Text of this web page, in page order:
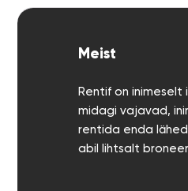
Meist
Rentif on inimeselt
midagi vajavad,
rentida enda
abil lihtsalt